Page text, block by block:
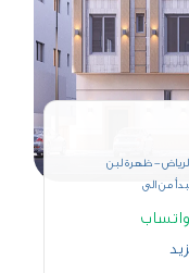
الرياض - ظهرة لبن
من الى
واتساب